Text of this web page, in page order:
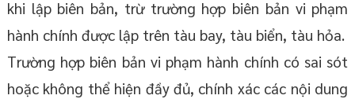
khi lập biên bản, trừ trường hợp biên bản vi phạm
hành chính được lập trên tàu bay, tàu biển, tàu hỏa.
Trường hợp biên bản vi phạm hành chính có sai sót
hoặc không thể hiện đầy đủ, chính xác các nội dung